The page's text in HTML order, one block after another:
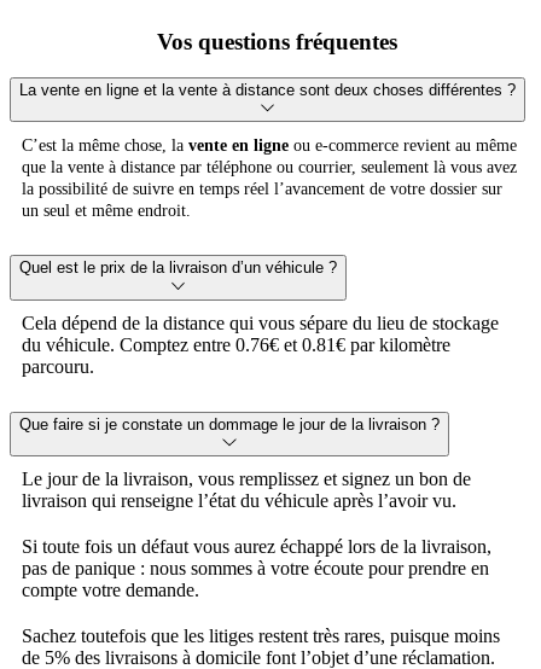
Vos questions fréquentes
La vente en ligne et la vente à distance sont deux choses différentes ?
C’est la même chose, la vente en ligne ou e-commerce revient au même
que la vente à distance par téléphone ou courrier, seulement là vous avez
la possibilité de suivre en temps réel l’avancement de votre dossier sur
un seul et même endroit.
Quel est le prix de la livraison d’un véhicule ?
Cela dépend de la distance qui vous sépare du lieu de stockage
du véhicule. Comptez entre 0.76€ et 0.81€ par kilomètre
parcouru.
Que faire si je constate un dommage le jour de la livraison ?
Le jour de la livraison, vous remplissez et signez un bon de
livraison qui renseigne l’état du véhicule après l’avoir vu.
Si toute fois un défaut vous aurez échappé lors de la livraison,
pas de panique : nous sommes à votre écoute pour prendre en
compte votre demande.
Sachez toutefois que les litiges restent très rares, puisque moins
de 5% des livraisons à domicile font l’objet d’une réclamation.